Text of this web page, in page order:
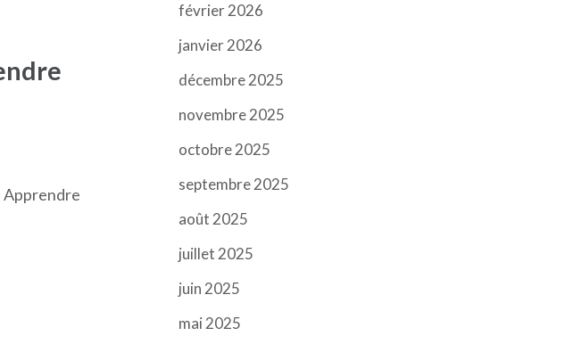
Apprendre
février 2026
janvier 2026
décembre 2025
novembre 2025
octobre 2025
septembre 2025
août 2025
juillet 2025
juin 2025
mai 2025